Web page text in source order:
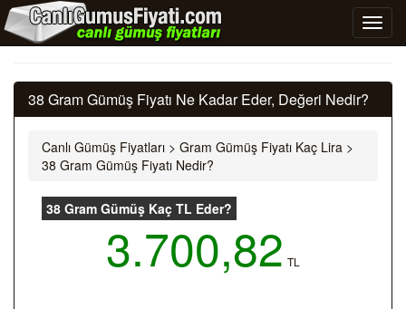
38 Gram Gümüş Fiyatı Ne Kadar Eder, Değeri Nedir?
Canlı Gümüş Fiyatları > Gram Gümüş Fiyatı Kaç Lira >
38 Gram Gümüş Fiyatı Nedir?
38 Gram Gümüş Kaç TL Eder?
3.700,82 TL